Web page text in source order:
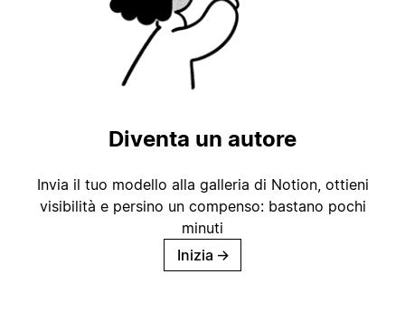
Diventa un autore
Invia il tuo modello alla galleria di Notion, ottieni
visibilità e persino un compenso: bastano pochi
minuti
Inizia →